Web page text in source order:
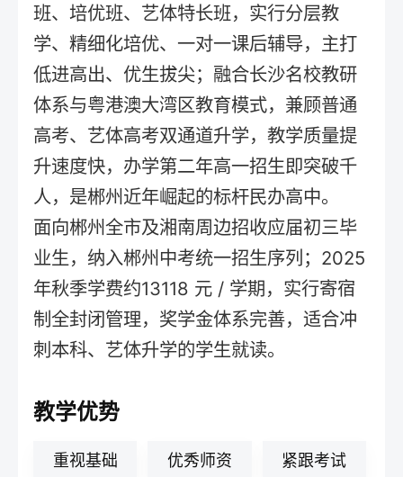
班、培优班、艺体特长班，实行分层教
学、精细化培优、一对一课后辅导，主打
低进高出、优生拔尖；融合长沙名校教研
体系与粤港澳大湾区教育模式，兼顾普通
高考、艺体高考双通道升学，教学质量提
升速度快，办学第二年高一招生即突破千
人，是郴州近年崛起的标杆民办高中。
面向郴州全市及湘南周边招收应届初三毕
业生，纳入郴州中考统一招生序列；2025
年秋季学费约13118 元 / 学期，实行寄宿
制全封闭管理，奖学金体系完善，适合冲
刺本科、艺体升学的学生就读。
教学优势
重视基础 优秀师资 紧跟考试